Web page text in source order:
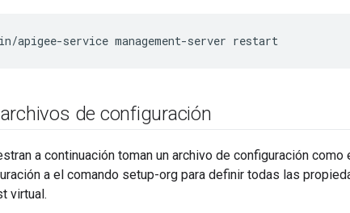
apigee-service management-server restart
de configuración
a continuación toman un archivo de configuración como
a el comando setup-org para definir todas las
virtual.